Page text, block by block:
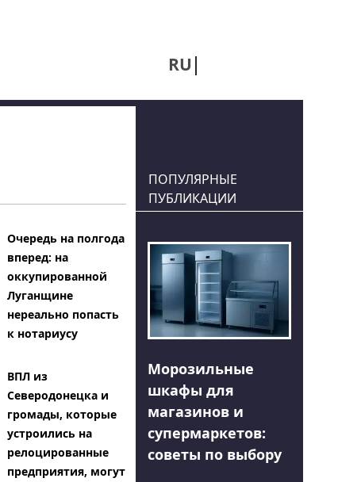
RU
Очередь на полгода
вперед: на
оккупированной
Луганщине
нереально попасть
к нотариусу
ВПЛ из
Северодонецка и
громады, которые
устроились на
релоцированные
предприятия, могут
ПОПУЛЯРНЫЕ
ПУБЛИКАЦИИ
Морозильные
шкафы для
магазинов и
супермаркетов:
советы по выбору